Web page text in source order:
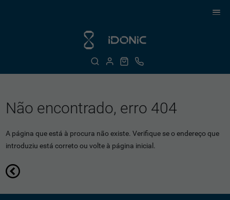
Não encontrado, erro 404
A página que está à procura não existe. Verifique se o endereço que
introduziu está correto ou volte à página inicial.